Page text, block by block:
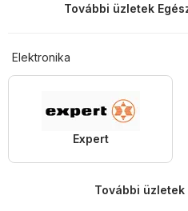
További üzletek
Elektronika
Expert
További üzletek